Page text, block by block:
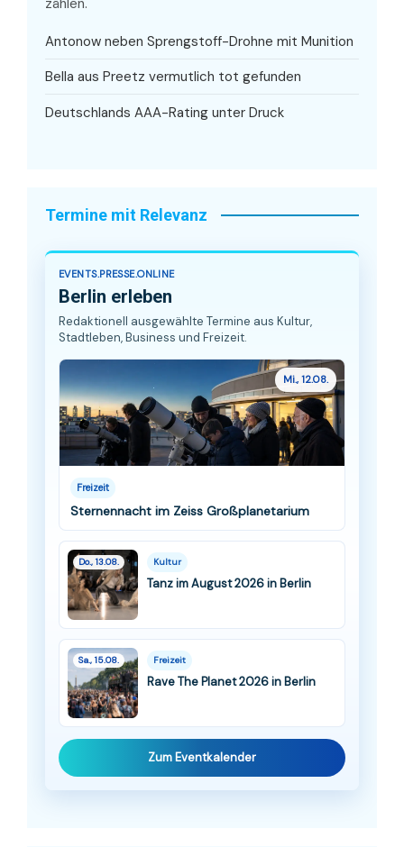
Antonow neben Sprengstoff-Drohne mit Munition
Bella aus Preetz vermutlich tot gefunden
Deutschlands AAA-Rating unter Druck
Termine mit Relevanz
EVENTS.PRESSE.ONLINE
Berlin erleben
Redaktionell ausgewählte Termine aus Kultur,
Stadtleben, Business und Freizeit.
Mi., 12.08.
Freizeit
Sternennacht im Zeiss Großplanetarium
Do., 13.08. Kultur
Tanz im August 2026 in Berlin
Sa., 15.08. Freizeit
Rave The Planet 2026 in Berlin
Zum Eventkalender